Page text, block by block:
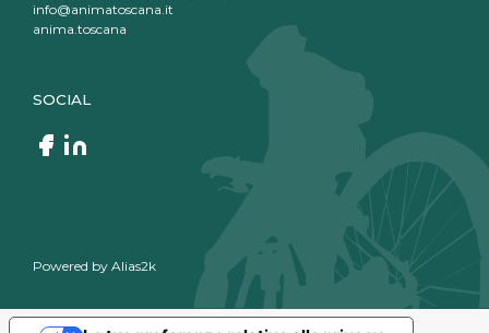
info@animatoscana.it
anima.toscana
SOCIAL
Powered by Alias2k